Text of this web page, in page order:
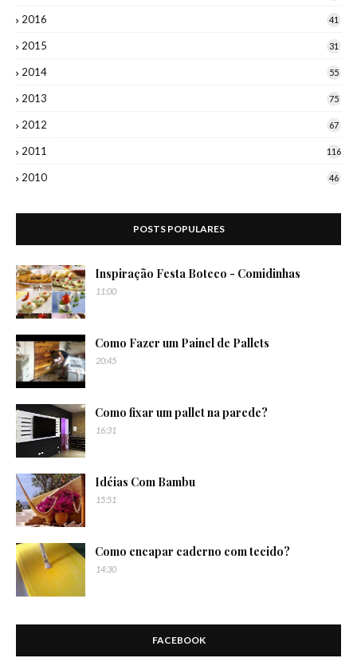
2016 41
2015 31
2014 55
2013 75
2012 67
2011 116
2010 46
POSTS POPULARES
Inspiração Festa Boteco - Comidinhas
11:00
Como Fazer um Painel de Pallets
20:45
Como fixar um pallet na parede?
16:31
Idéias Com Bambu
15:51
Como encapar caderno com tecido?
14:30
FACEBOOK